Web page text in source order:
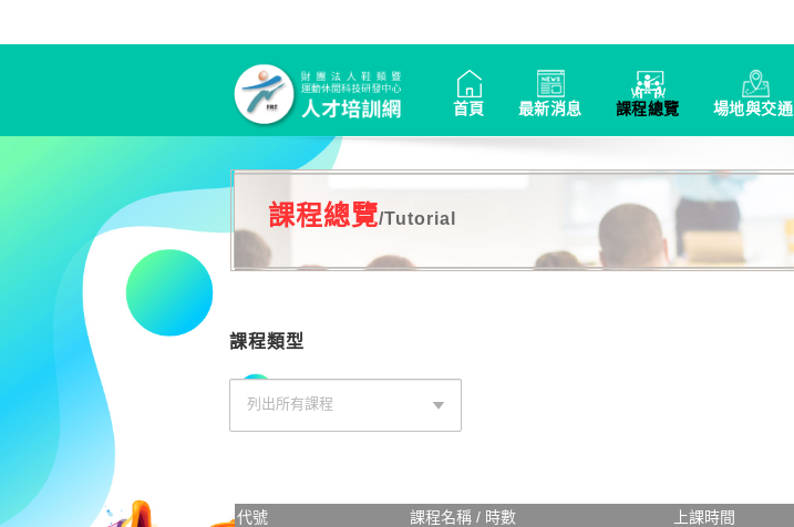
首頁 最新消息 課程總覽 場地與交通
課程總覽/Tutorial
課程類型
列出所有課程
代號 課程名稱 / 時數 上課時間